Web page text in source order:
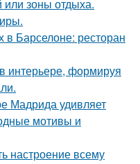
или зоны отдыха.
в Барселоне: ресторан
интерьере, формируя
Мадрида удивляет
мотивы и
настроение всему